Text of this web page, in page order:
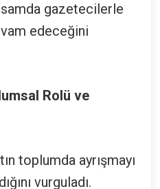
gazetecilerle
edeceğini
Rolü ve
toplumda ayrışmayı
vurguladı.